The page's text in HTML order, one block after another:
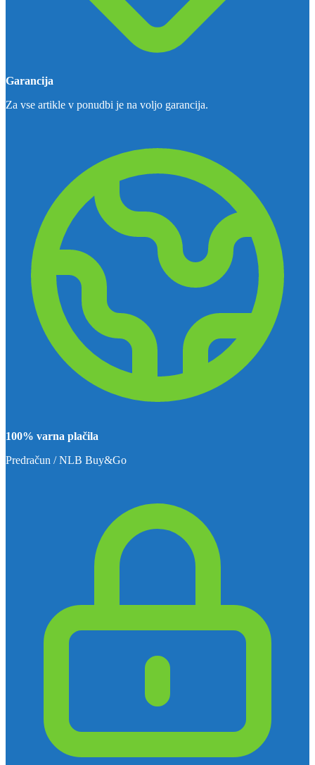
Garancija
Za vse artikle v ponudbi je na voljo garancija.
100% varna plačila
Predračun / NLB Buy&Go